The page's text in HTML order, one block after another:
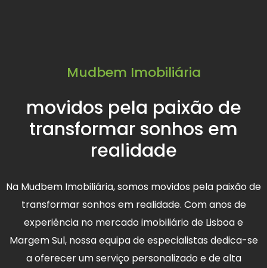
Mudbem Imobiliária
movidos pela paixão de
transformar sonhos em
realidade
Na Mudbem Imobiliária, somos movidos pela paixão de
transformar sonhos em realidade. Com anos de
experiência no mercado imobiliário de Lisboa e
Margem Sul, nossa equipa de especialistas dedica-se
a oferecer um serviço personalizado e de alta